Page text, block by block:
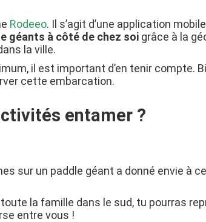
Rodeeo. Il s’agit d’une application
géants à côté de chez soi grâce à la
la ville.
il est important d’en tenir compte.
cette embarcation.
entamer ?
sur un paddle géant a donné envie à
la famille dans le sud, tu pourras
entre vous !